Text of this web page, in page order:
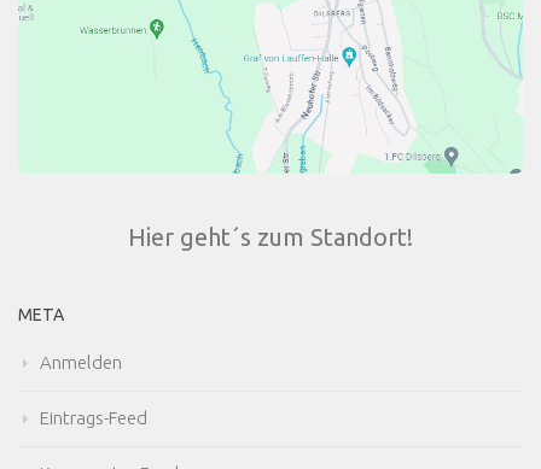
Hier geht´s zum Standort!
META
Anmelden
Eintrags-Feed